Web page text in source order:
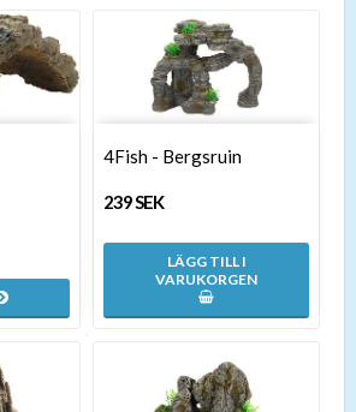
4Fish - Bergsruin
239 SEK
LÄGG TILL I
VARUKORGEN